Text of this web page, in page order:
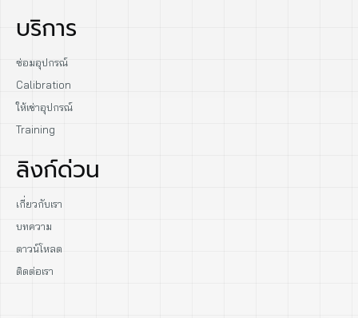
บริการ
ซ่อมอุปกรณ์
Calibration
ให้เช่าอุปกรณ์
Training
ลิงก์ด่วน
เกี่ยวกับเรา
บทความ
ดาวน์โหลด
ติดต่อเรา